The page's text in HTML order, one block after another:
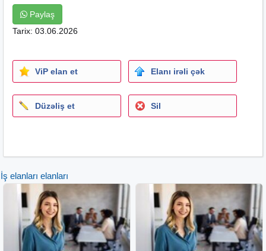
Paylaş
Tarix: 03.06.2026
ViP elan et Elanı irəli çək
Düzəliş et Sil
İş elanları elanları